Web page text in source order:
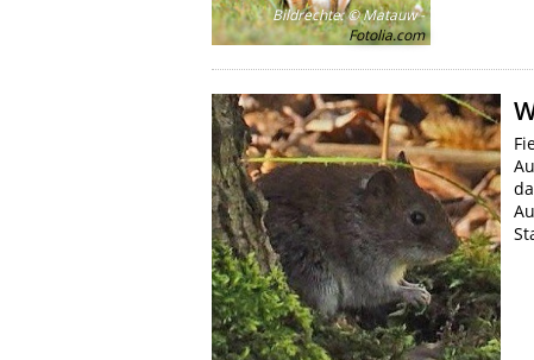
Bildrechte:© Matauw -
Fotolia.com